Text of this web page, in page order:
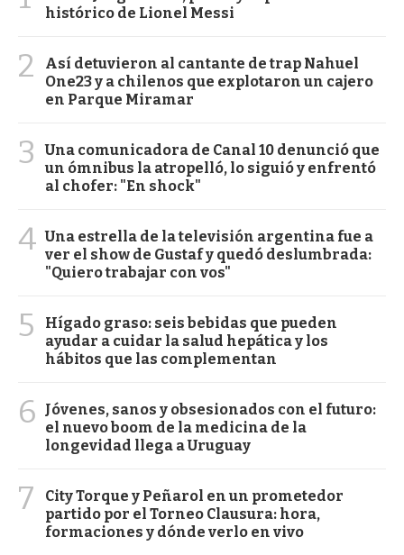
histórico de Lionel Messi
2
Así detuvieron al cantante de trap Nahuel
One23 y a chilenos que explotaron un cajero
en Parque Miramar
3
Una comunicadora de Canal 10 denunció que
un ómnibus la atropelló, lo siguió y enfrentó
al chofer: "En shock"
4 Una estrella de la televisión argentina fue a
ver el show de Gustaf y quedó deslumbrada:
"Quiero trabajar con vos"
5
Hígado graso: seis bebidas que pueden
ayudar a cuidar la salud hepática y los
hábitos que las complementan
6
Jóvenes, sanos y obsesionados con el futuro:
el nuevo boom de la medicina de la
longevidad llega a Uruguay
7
City Torque y Peñarol en un prometedor
partido por el Torneo Clausura: hora,
formaciones y dónde verlo en vivo